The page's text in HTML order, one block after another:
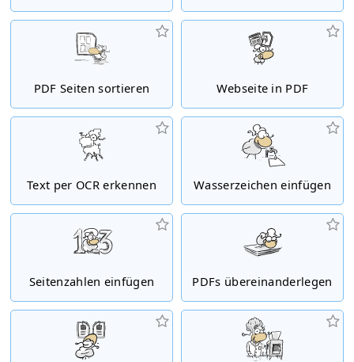
PDF Seiten sortieren Webseite in PDF
Text per OCR erkennen Wasserzeichen einfügen
Seitenzahlen einfügen PDFs übereinanderlegen